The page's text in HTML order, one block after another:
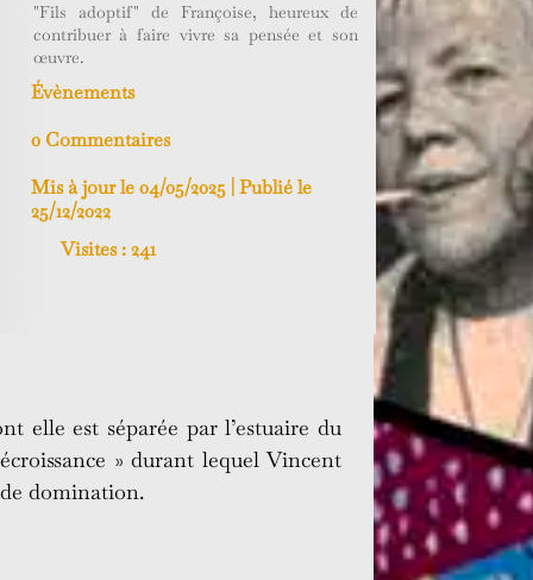
"Fils adoptif" de Françoise, heureux de
contribuer à faire vivre sa pensée et son
œuvre.
Évènements
0 Commentaires
Mis à jour le 04/05/2025 | Publié le
25/12/2022
Visites :241
elle est séparée par l’estuaire du
» durant lequel Vincent
domination.